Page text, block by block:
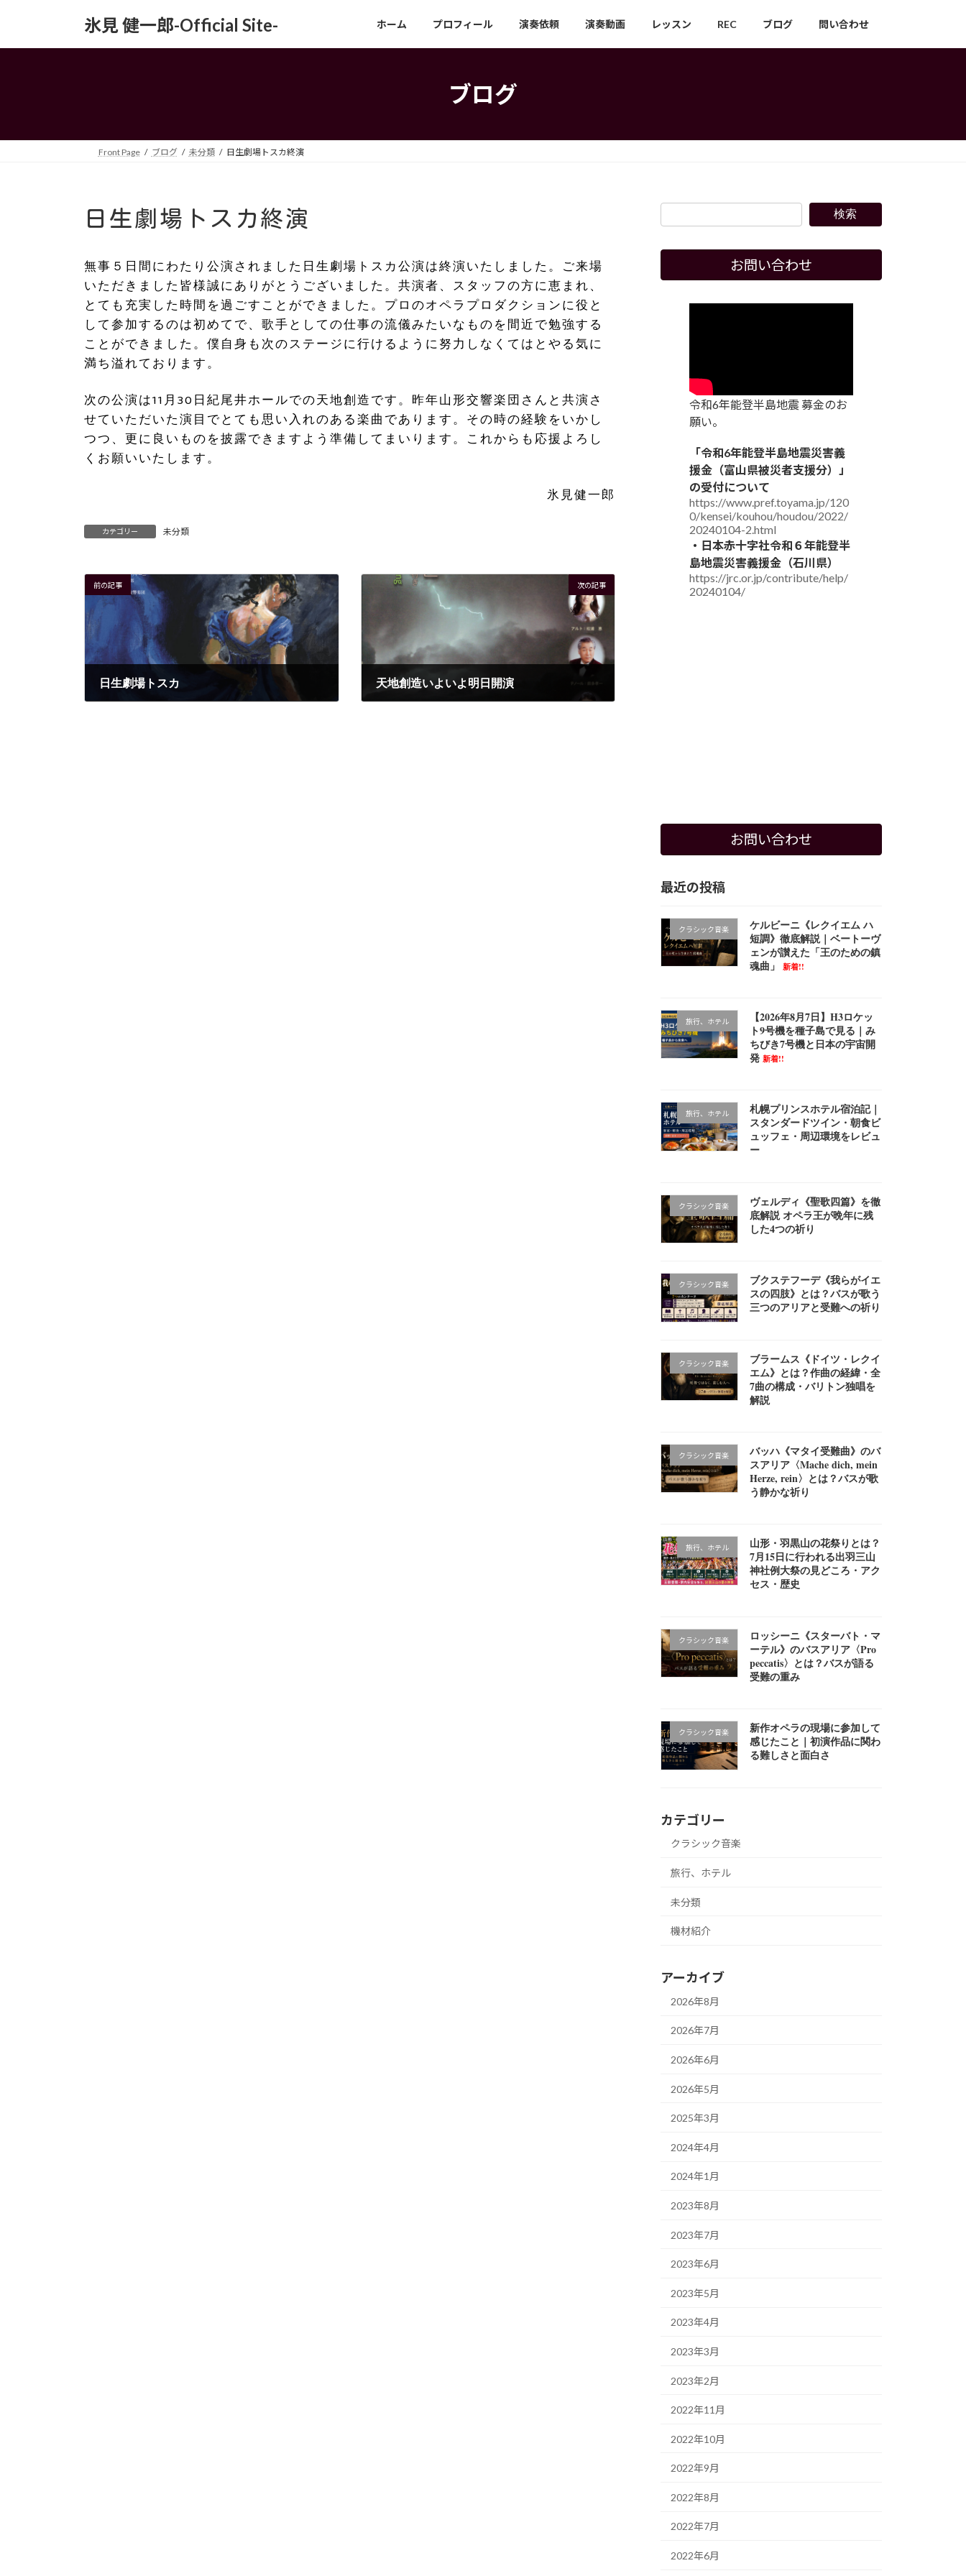
氷見 健一郎-Official Site- ホーム プロフィール 演奏依頼 演奏動画 レッスン REC ブログ 問い合わせ
ブログ
Front Page ブログ 未分類 日生劇場トスカ終演
日生劇場トスカ終演
無事５日間にわたり公演されました日生劇場トスカ公演は終演いたしました。ご来場
いただきました皆様誠にありがとうございました。共演者、スタッフの方に恵まれ、
とても充実した時間を過ごすことができました。プロのオペラプロダクションに役と
して参加するのは初めてで、歌手としての仕事の流儀みたいなものを間近で勉強する
ことができました。僕自身も次のステージに行けるように努力しなくてはとやる気に
満ち溢れております。
次の公演は11月30日紀尾井ホールでの天地創造です。昨年山形交響楽団さんと共演さ
せていただいた演目でとても思い入れのある楽曲であります。その時の経験をいかし
つつ、更に良いものを披露できますよう準備してまいります。これからも応援よろし
くお願いいたします。
氷見健一郎
カテゴリー 未分類
前の記事
日生劇場トスカ
次の記事
天地創造いよいよ明日開演
検索
お問い合わせ
令和6年能登半島地震 募金のお
願い。
「令和6年能登半島地震災害義
援金（富山県被災者支援分）」
の受付について
https://www.pref.toyama.jp/120
0/kensei/kouhou/houdou/2022/
20240104-2.html
・日本赤十字社令和６年能登半
島地震災害義援金（石川県）
https://jrc.or.jp/contribute/help/
20240104/
お問い合わせ
最近の投稿
クラシック音楽
ケルビーニ《レクイエム ハ
短調》徹底解説｜ベートーヴ
ェンが讃えた「王のための鎮
魂曲」
新着!!
旅行、ホテル
【2026年8月7日】H3ロケッ
ト9号機を種子島で見る｜み
ちびき7号機と日本の宇宙開
発 新着!!
旅行、ホテル
札幌プリンスホテル宿泊記｜
スタンダードツイン・朝食ビ
ュッフェ・周辺環境をレビュ
ー
クラシック音楽
ヴェルディ《聖歌四篇》を徹
底解説 オペラ王が晩年に残
した4つの祈り
クラシック音楽
ブクステフーデ《我らがイエ
スの四肢》とは？バスが歌う
三つのアリアと受難への祈り
クラシック音楽
ブラームス《ドイツ・レクイ
エム》とは？作曲の経緯・全
7曲の構成・バリトン独唱を
解説
クラシック音楽
バッハ《マタイ受難曲》のバ
スアリア〈Mache dich, mein
Herze, rein〉とは？バスが歌
う静かな祈り
旅行、ホテル
山形・羽黒山の花祭りとは？
7月15日に行われる出羽三山
神社例大祭の見どころ・アク
セス・歴史
クラシック音楽
ロッシーニ《スターバト・マ
ーテル》のバスアリア〈Pro
peccatis〉とは？バスが語る
受難の重み
クラシック音楽
新作オペラの現場に参加して
感じたこと｜初演作品に関わ
る難しさと面白さ
カテゴリー
クラシック音楽
旅行、ホテル
未分類
機材紹介
アーカイブ
2026年8月
2026年7月
2026年6月
2026年5月
2025年3月
2024年4月
2024年1月
2023年8月
2023年7月
2023年6月
2023年5月
2023年4月
2023年3月
2023年2月
2022年11月
2022年10月
2022年9月
2022年8月
2022年7月
2022年6月